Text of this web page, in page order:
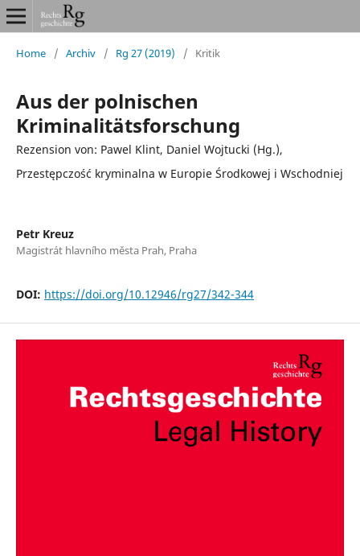
Home / Archiv / Rg 27 (2019) / Kritik
Aus der polnischen
Kriminalitätsforschung
Rezension von: Pawel Klint, Daniel Wojtucki (Hg.),
Przestępczość kryminalna w Europie Środkowej i Wschodniej
Petr Kreuz
Magistrát hlavního města Prah, Praha
DOI: https://doi.org/10.12946/rg27/342-344